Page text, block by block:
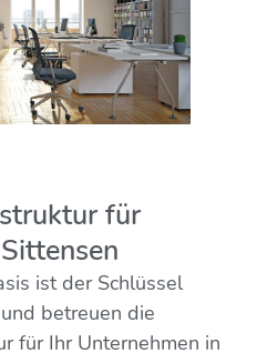
für
ist der Schlüssel
betreuen die
für Ihr Unternehmen in